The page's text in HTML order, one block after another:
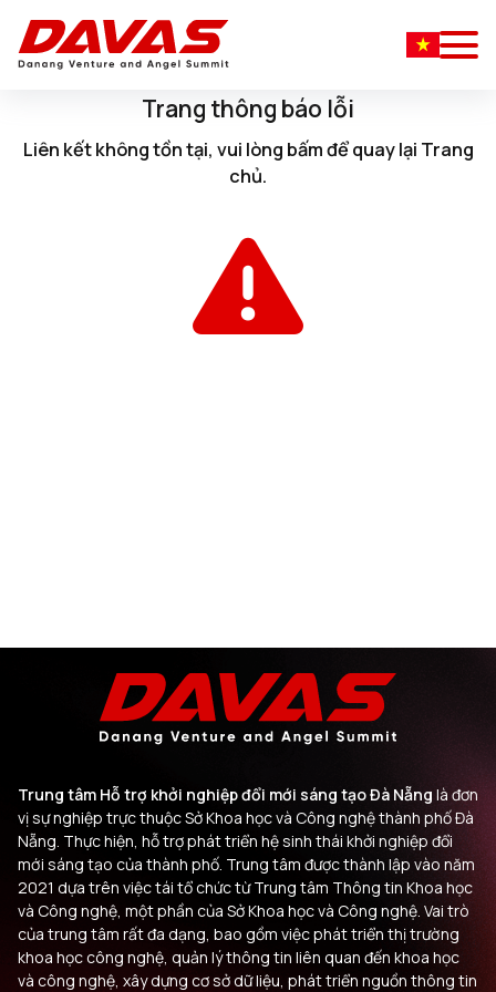
Trang thông báo lỗi
Liên kết không tồn tại, vui lòng bấmđể quay lại Trang
chủ.
Trung tâm Hỗ trợ khởi nghiệp đổi mới sáng tạo Đà Nẵng là đơn
vị sự nghiệp trực thuộc Sở Khoa học và Công nghệ thành phố Đà
Nẵng. Thực hiện, hỗ trợ phát triển hệ sinh thái khởi nghiệp đổi
mới sáng tạo của thành phố. Trung tâm được thành lập vào năm
2021 dựa trên việc tái tổ chức từ Trung tâm Thông tin Khoa học
và Công nghệ, một phần của Sở Khoa học và Công nghệ. Vai trò
của trung tâm rất đa dạng, bao gồm việc phát triển thị trường
khoa học công nghệ, quản lý thông tin liên quan đến khoa học
và công nghệ, xây dựng cơ sở dữ liệu, phát triển nguồn thông tin